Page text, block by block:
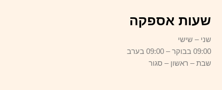
שעות אספקה
שני – שישי
09:00 בבוקר – 09:00 בערב
שבת – ראשון – סגור